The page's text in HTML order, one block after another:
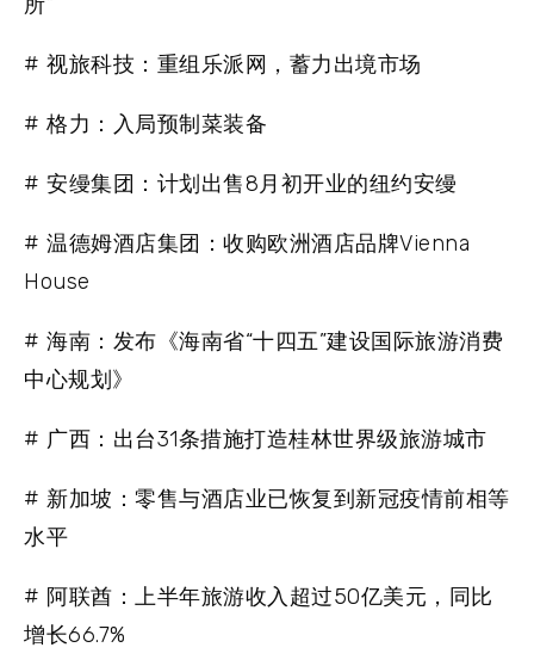
# 视旅科技：重组乐派网，蓄力出境市场
# 格力：入局预制菜装备
# 安缦集团：计划出售8月初开业的纽约安缦
# 温德姆酒店集团：收购欧洲酒店品牌Vienna
House
# 海南：发布《海南省“十四五”建设国际旅游消费
中心规划》
# 广西：出台31条措施打造桂林世界级旅游城市
# 新加坡：零售与酒店业已恢复到新冠疫情前相等
水平
# 阿联酋：上半年旅游收入超过50亿美元，同比
增长66.7%